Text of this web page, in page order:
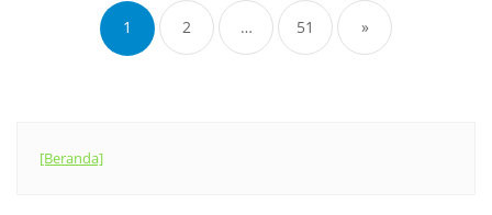
navigation
1 2 … 51 »
[Beranda]